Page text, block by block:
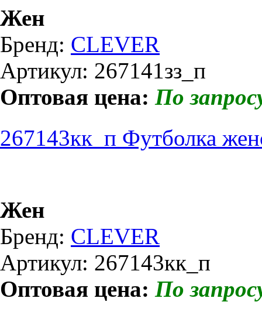
Жен
Бренд: CLEVER
Артикул: 267141зз_п
Оптовая цена: По
267143кк_п Футболка
Жен
Бренд: CLEVER
Артикул: 267143кк_п
Оптовая цена: По